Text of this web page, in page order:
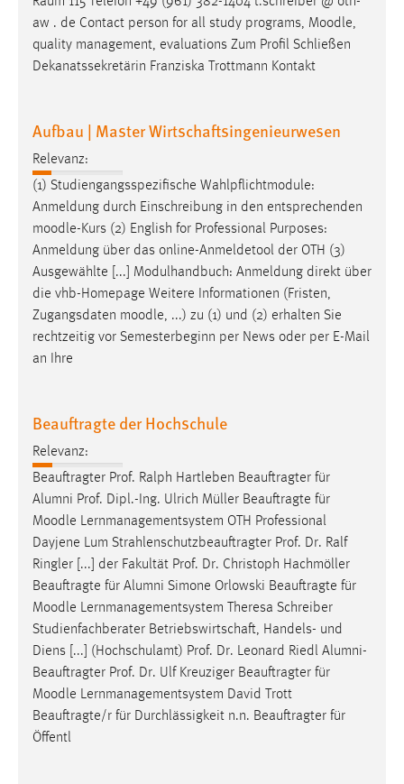
aw . de Contact person for all study programs, Moodle,
quality management, evaluations Zum Profil Schließen
Dekanatssekretärin Franziska Trottmann Kontakt
Aufbau | Master Wirtschaftsingenieurwesen
Relevanz:
(1) Studiengangsspezifische Wahlpflichtmodule:
Anmeldung durch Einschreibung in den entsprechenden
moodle-Kurs (2) English for Professional Purposes:
Anmeldung über das online-Anmeldetool der OTH (3)
Ausgewählte [...] Modulhandbuch: Anmeldung direkt über
die vhb-Homepage Weitere Informationen (Fristen,
Zugangsdaten moodle, ...) zu (1) und (2) erhalten Sie
rechtzeitig vor Semesterbeginn per News oder per E-Mail
an Ihre
Beauftragte der Hochschule
Relevanz:
Beauftragter Prof. Ralph Hartleben Beauftragter für
Alumni Prof. Dipl.-Ing. Ulrich Müller Beauftragte für
Moodle Lernmanagementsystem OTH Professional
Dayjene Lum Strahlenschutzbeauftragter Prof. Dr. Ralf
Ringler [...] der Fakultät Prof. Dr. Christoph Hachmöller
Beauftragte für Alumni Simone Orlowski Beauftragte für
Moodle Lernmanagementsystem Theresa Schreiber
Studienfachberater Betriebswirtschaft, Handels- und
Diens [...] (Hochschulamt) Prof. Dr. Leonard Riedl Alumni-
Beauftragter Prof. Dr. Ulf Kreuziger Beauftragter für
Moodle Lernmanagementsystem David Trott
Beauftragte/r für Durchlässigkeit n.n. Beauftragter für
Öffentl
EXTERNE MEDIEN
Um Inhalte von Videoplattformen und Social Media
Plattformen anzeigen zu können, werden von diesen
YouTube
Vimeo